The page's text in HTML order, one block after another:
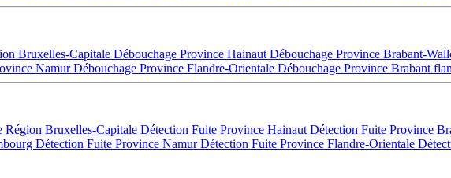
Bruxelles-Capitale Débouchage Province Hainaut Débouchage Province Brabant-
NamurDébouchage Province Flandre-Orientale Débouchage Province Brabant
Région Bruxelles-Capitale Détection Fuite Province Hainaut Détection Fuite Province
Détection Fuite Province NamurDétection Fuite Province Flandre-Orientale